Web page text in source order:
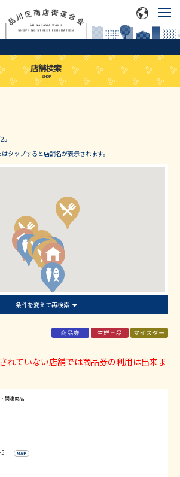
店舗検索
SHOP
タップすると店舗名が表示されます。
条件を変えて再検索
れていない店舗では商品券の利用は出来ま
連商品
5